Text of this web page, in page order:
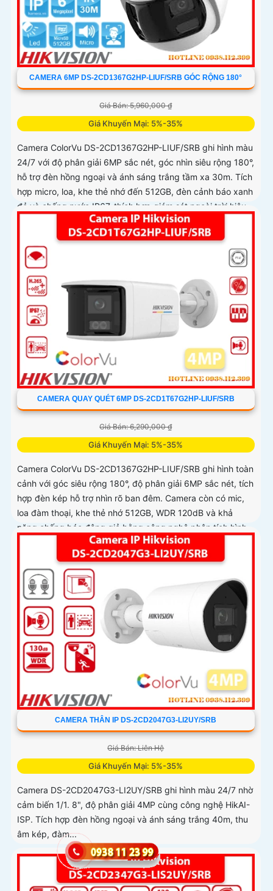
CAMERA 6MP DS-2CD1367G2HP-LIUF/SRB GÓC RỘNG 180°
Giá Bán: 5,960,000 ₫
Giá Khuyến Mại: 5%-35%
Camera ColorVu DS-2CD1367G2HP-LIUF/SRB ghi hình màu
24/7 với độ phân giải 6MP sắc nét, góc nhìn siêu rộng 180°,
hỗ trợ đèn hồng ngoại và ánh sáng trắng tầm xa 30m. Tích
hợp micro, loa, khe thẻ nhớ đến 512GB, đèn cảnh báo xanh
đỏ và chống nước IP67, thích hợp giám sát ngoài trời hiệu
CAMERA QUAY QUÉT 6MP DS-2CD1T67G2HP-LIUF/SRB
Giá Bán: 6,290,000 ₫
Giá Khuyến Mại: 5%-35%
Camera ColorVu DS-2CD1367G2HP-LIUF/SRB ghi hình toàn
cảnh với góc siêu rộng 180°, độ phân giải 6MP sắc nét, tích
hợp đèn kép hỗ trợ nhìn rõ ban đêm. Camera còn có mic,
loa đàm thoại, khe thẻ nhớ 512GB, WDR 120dB và khả
năng chống báo động giả bằng công nghệ phân tích hình
CAMERA THÂN IP DS-2CD2047G3-LI2UY/SRB
Giá Bán: Liên Hệ
Giá Khuyến Mại: 5%-35%
Camera DS-2CD2047G3-LI2UY/SRB ghi hình màu 24/7 nhờ
cảm biến 1/1. 8", độ phân giải 4MP cùng công nghệ HikAI-
ISP. Tích hợp đèn hồng ngoại và ánh sáng trắng 40m, thu
âm kép, đàm...